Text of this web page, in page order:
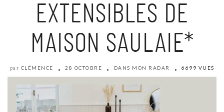
EXTENSIBLES DE
MAISON SAULAIE*
par CLÉMENCE 28 OCTOBRE DANS MON RADAR 6699 VUES